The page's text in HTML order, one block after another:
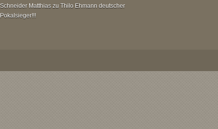
Schneider Matthias zu Thilo Ehmann deutscher
Pokalsieger!!!